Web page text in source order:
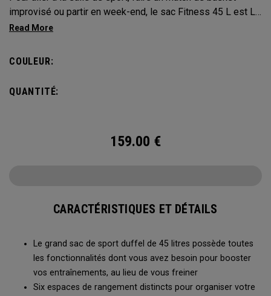
improvisé ou partir en week-end, le sac Fitness 45 L est LE
sac multifonction indispensable. Chacune de ses
sportifs. Vous pourrez l'utiliser dans n'importe quelle
Vault, son tapis de change escamotable, ses multiples
méthodes de transport et un système de ventilation, ce sac
COULEUR:
QUANTITÉ:
159.00 €
CARACTÉRISTIQUES ET DÉTAILS
Le grand sac de sport duffel de 45 litres possède toutes
les fonctionnalités dont vous avez besoin pour booster
vos entraînements, au lieu de vous freiner
Six espaces de rangement distincts pour organiser votre